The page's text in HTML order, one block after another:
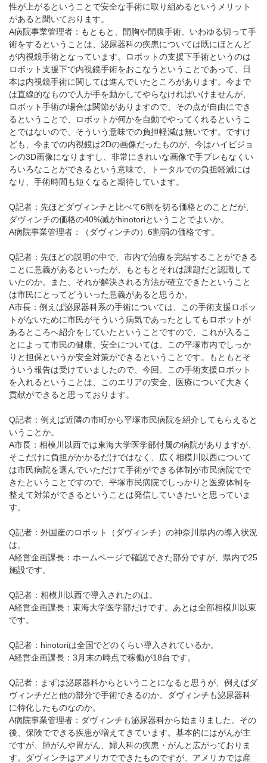
性が上がるということで安全な手術に取り組めるというメリット
があると聞いております。
A病院事業管理者：もともと、開胸や開腹手術、いわゆる切って手
術をするということは、泌尿器科の疾患については既にほとんど
が内視鏡手術となっています。ロボットの支援下手術というのは
ロボット支援下で内視鏡手術をおこなうということであって、日
本は内視鏡手術に関しては進んでいたところがあります。今まで
は直線的なもので人が手を動かしてやらなければいけませんが、
ロボット手術の場合は関節がありますので、その点が自由にでき
るということで、ロボットが何かを自動でやってくれるというこ
とではないので、そういう意味での負担軽減は無いです。ですけ
ども、今までの内視鏡は2Dの画像だったものが、今はハイビジョ
ンの3D画像になりますし、非常にきれいな画像で手ブレもなくい
ろいろなことができるという意味で、トータルでの負担軽減には
なり、手術時間も短くなると期待しています。
Q記者：先ほどダヴィンチと比べて6割を切る価格とのことだが、
ダヴィンチの価格の40%減がhinotoriということでよいか。
A病院事業管理者：（ダヴィンチの）6割弱の価格です。
Q記者：先ほどの説明の中で、市内で治療を完結することができる
ことに意義があるといったが、もともとそれは課題だと認識して
いたのか。また、それが解決される方法が確立できたということ
は市民にとってどういった意義があると思うか。
A市長：例えば泌尿器科系の手術については、この手術支援ロボッ
トがないために市民がそういう病気であったとしてもロボットが
あるところへ紹介をしていたということですので、これが入るこ
とによって市民の健康、安全については、この平塚市内でしっか
りと担保というか安全対策ができるということです。もともとそ
ういう報告は受けていましたので、今回、この手術支援ロボット
を入れるということは、このエリアの安全、医療について大きく
貢献ができると思っております。
Q記者：例えば近隣の市町から平塚市民病院を紹介してもらえると
いうことか。
A市長：相模川以西では東海大学医学部付属の病院がありますが、
そこだけに負担がかかるだけではなく、広く相模川以西について
は市民病院を選んでいただけて手術ができる体制が市民病院でで
きたということですので、平塚市民病院でしっかりと医療体制を
整えて対策ができるということは発信していきたいと思っていま
す。
Q記者：外国産のロボット（ダヴィンチ）の神奈川県内の導入状況
は。
A経営企画課長：ホームページで確認できた部分ですが、県内で25
施設です。
Q記者：相模川以西で導入されたのは。
A経営企画課長：東海大学医学部だけです。あとは全部相模川以東
です。
Q記者：hinotoriは全国でどのくらい導入されているか。
A経営企画課長：3月末の時点で稼働が18台です。
Q記者：まずは泌尿器科からということになると思うが、例えばダ
ヴィンチだと他の部分で手術できるのか。ダヴィンチも泌尿器科
に特化したものなのか。
A病院事業管理者：ダヴィンチも泌尿器科から始まりました。その
後、保険でできる疾患が増えてきています。基本的にはがんが主
ですが、肺がんや胃がん、婦人科の疾患・がんと広がっておりま
す。ダヴィンチはアメリカでできたものですが、アメリカでは産